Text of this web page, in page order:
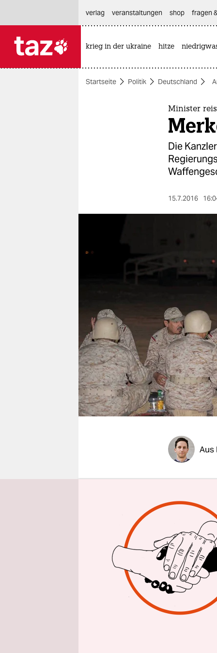
themen
veranstaltungen
shop
fragen & hilfe
unterstützen
abo
genossenschaft
verlag
veranstaltungen shop fragen
krieg in der ukraine hitze
Startseite Politik Deutschland
Minister
Die
15.7.2016
Aus
Trotz
werden“,
Anlass
„Da kann